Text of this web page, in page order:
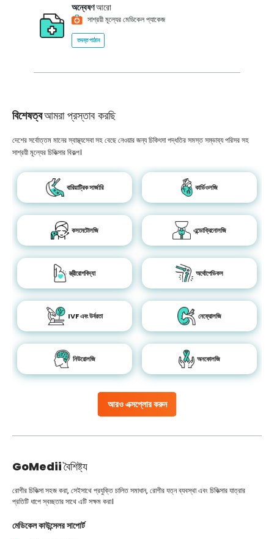
অন্বেষণআরো
সাশ্রয়ী মূল্যের মেডিকেল প্যাকেজ
তদন্ত পাঠান
বিশেষত্বআমরা প্রস্তাব করছি
আরও এক্সপ্লোর করুন
দেশের সর্বোত্তম মানের স্বাস্থ্যসেবা সহ বেছে নেওয়ার জন্য চিকিৎসা পদ্ধতির সমস্ত সম্ভাব্য পরিসর সহ
সাশ্রয়ী মূল্যের চিকিত্সার বিকল্প।
বারিয়াট্রিক সার্জারি কার্ডিওলজি
কসমেটোলজি এন্ডোক্রিনোলজি
স্ত্রীরোগবিদ্যা অর্থোপেডিকস
IVF এবং উর্বরতা নেফ্রোলজি
নিউরোলজি অনকোলজি
GoMediiবৈশিষ্ট্য
রোগীর চিকিত্সা সহজ করা, সেইসাথে প্রযুক্তি চালিত সমাধান, রোগীর যত্ন ব্যবস্থা এবং চিকিত্সার যাত্রার
প্রতিটি ধাপে স্বচ্ছতার সাথে এটি সক্ষম করা।
মেডিকেল কাউন্সেলর সাপোর্ট